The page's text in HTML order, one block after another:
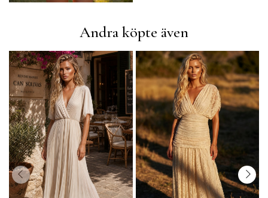
Andra köpte även